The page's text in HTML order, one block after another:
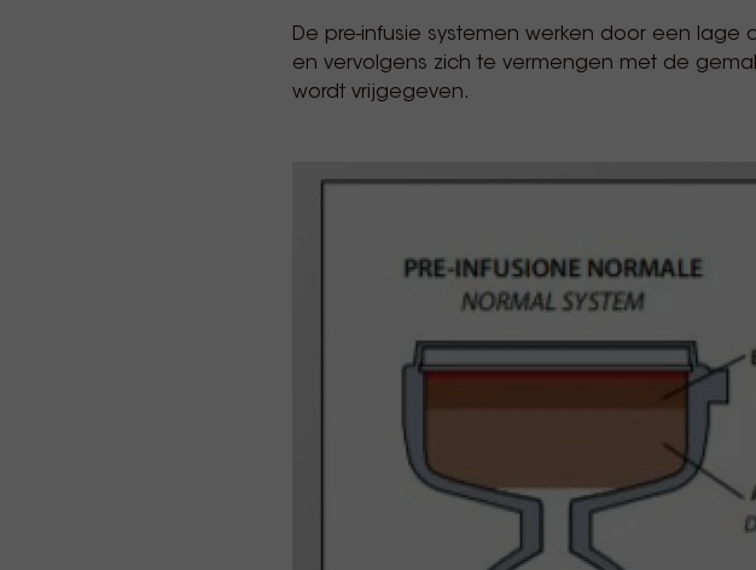
De pre-infusie systemen werken door een
en vervolgens zich te vermengen met de
wordt vrijgegeven.